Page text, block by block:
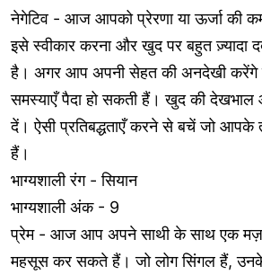
नेगेटिव - आज आपको प्रेरणा या ऊर्जा की
इसे स्वीकार करना और खुद पर बहुत ज़्यादा
है। अगर आप अपनी सेहत की अनदेखी करेंगे
समस्याएँ पैदा हो सकती हैं। खुद की देखभाल
दें। ऐसी प्रतिबद्धताएँ करने से बचें जो आपके
हैं।
भाग्यशाली रंग - सियान
भाग्यशाली अंक - 9
प्रेम - आज आप अपने साथी के साथ एक
महसूस कर सकते हैं। जो लोग सिंगल हैं, उनके